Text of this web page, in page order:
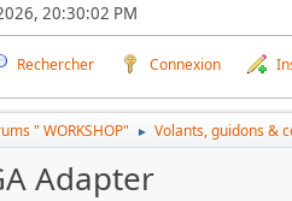
20:30:02 PM
Rechercher Connexion
" WORKSHOP" ► Volants, guidons &
Adapter